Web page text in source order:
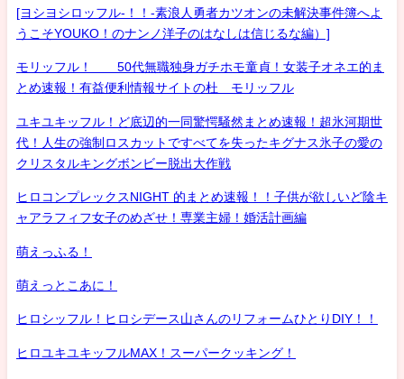
[ヨシヨシロッフル-！！-素浪人勇者カツオンの未解決事件簿へよ
うこそYOUKO！のナンノ洋子のはなしは信じるな編）]
モリッフル！ 50代無職独身ガチホモ童貞！女装子オネエ的ま
とめ速報！有益便利情報サイトの杜 モリッフル
ユキユキッフル！ど底辺的一同驚愕騒然まとめ速報！超氷河期世
代！人生の強制ロスカットですべてを失ったキグナス氷子の愛の
クリスタルキングボンビー脱出大作戦
ヒロコンプレックスNIGHT 的まとめ速報！！子供が欲しいど陰キ
ャアラフィフ女子のめざせ！専業主婦！婚活計画編
萌えっふる！
萌えっとこあに！
ヒロシッフル！ヒロシデース山さんのリフォームひとりDIY！！
ヒロユキユキッフルMAX！スーパークッキング！